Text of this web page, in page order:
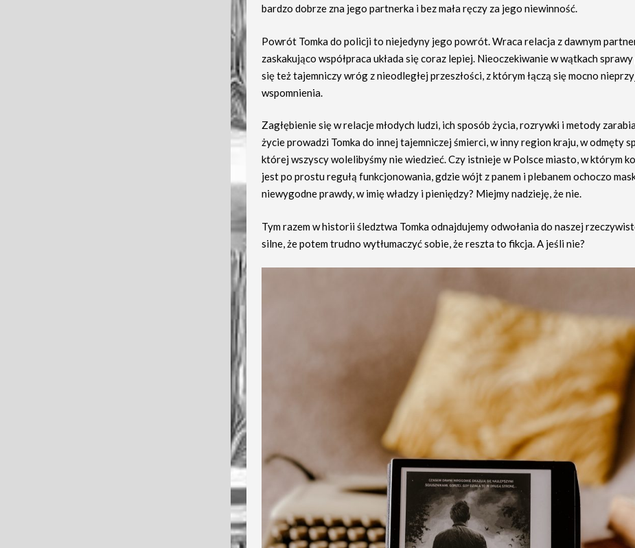
bardzo dobrze zna jego partnerka i bez mała ręczy za jego niewinność.
Powrót Tomka do policji to niejedyny jego powrót. Wraca relacja z dawnym
zaskakująco współpraca układa się coraz lepiej. Nieoczekiwanie w wątkach
się też tajemniczy wróg z nieodległej przeszłości, z którym łączą się mocno
wspomnienia.
Zagłębienie się w relacje młodych ludzi, ich sposób życia, rozrywki i metody
życie prowadzi Tomka do innej tajemniczej śmierci, w inny region kraju, w odmęty
której wszyscy wolelibyśmy nie wiedzieć. Czy istnieje w Polsce miasto, w którym
jest po prostu regułą funkcjonowania, gdzie wójt z panem i plebanem ochoczo
niewygodne prawdy, w imię władzy i pieniędzy? Miejmy nadzieję, że nie.
Tym razem w historii śledztwa Tomka odnajdujemy odwołania do naszej
silne, że potem trudno wytłumaczyć sobie, że reszta to fikcja. A jeśli nie?